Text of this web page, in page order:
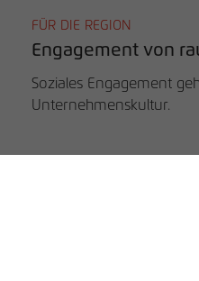
FÜR DIE REGION
Engagement von
Soziales Engagement
Unternehmenskultur.